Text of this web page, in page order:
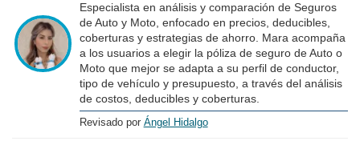
Especialista en análisis y comparación de Seguros
de Auto y Moto, enfocado en precios, deducibles,
coberturas y estrategias de ahorro. Mara acompaña
a los usuarios a elegir la póliza de seguro de Auto o
Moto que mejor se adapta a su perfil de conductor,
tipo de vehículo y presupuesto, a través del análisis
de costos, deducibles y coberturas.
Revisado por Ángel Hidalgo